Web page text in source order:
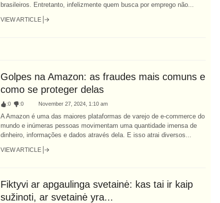
brasileiros. Entretanto, infelizmente quem busca por emprego não...
VIEW ARTICLE
Golpes na Amazon: as fraudes mais comuns e
como se proteger delas
:0 :0 November 27, 2024, 1:10 am
A Amazon é uma das maiores plataformas de varejo de e-commerce do
mundo e inúmeras pessoas movimentam uma quantidade imensa de
dinheiro, informações e dados através dela. E isso atrai diversos...
VIEW ARTICLE
Fiktyvi ar apgaulinga svetainė: kas tai ir kaip
sužinoti, ar svetainė yra...